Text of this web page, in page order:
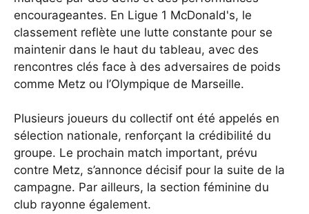
encourageantes. En Ligue 1 McDonald's, le
classement reflète une lutte constante pour se
maintenir dans le haut du tableau, avec des
rencontres clés face à des adversaires de poids
comme Metz ou l’Olympique de Marseille.
Plusieurs joueurs du collectif ont été appelés en
sélection nationale, renforçant la crédibilité du
groupe. Le prochain match important, prévu
contre Metz, s’annonce décisif pour la suite de la
campagne. Par ailleurs, la section féminine du
club rayonne également.